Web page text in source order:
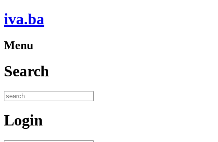
iva.ba
Menu
Search
Login